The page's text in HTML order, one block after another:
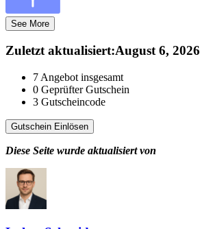
See More
Zuletzt aktualisiert:August 6, 2026
7 Angebot insgesamt
0 Geprüfter Gutschein
3 Gutscheincode
Gutschein Einlösen
Diese Seite wurde aktualisiert von